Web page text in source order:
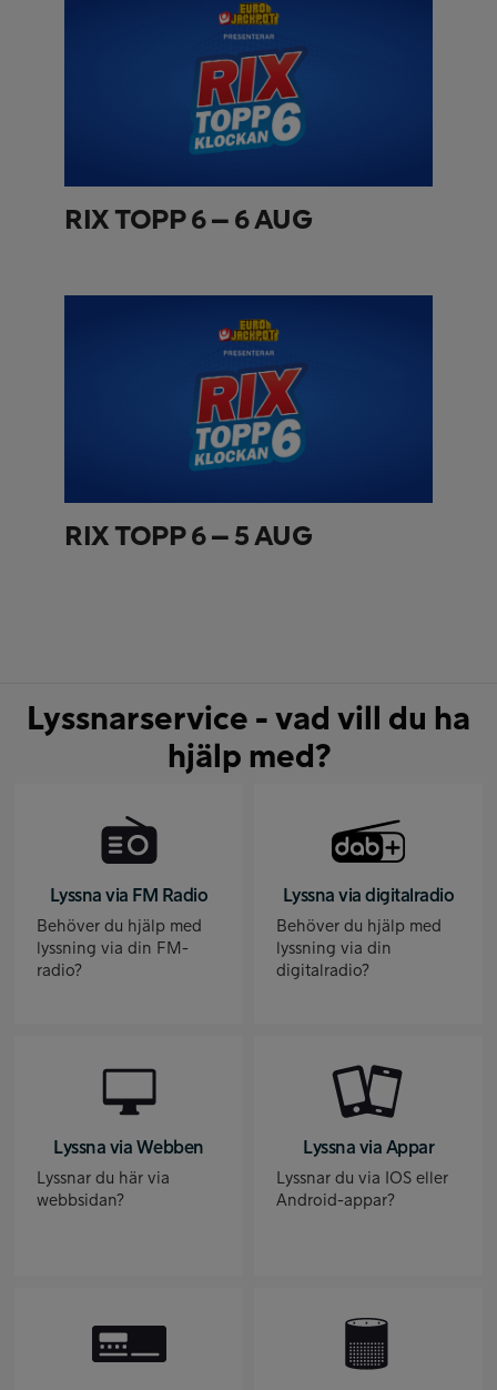
RIX TOPP 6 – 6 AUG
RIX TOPP 6 – 5 AUG
Lyssnarservice - vad vill du ha
hjälp med?
Lyssna via FM Radio
Behöver du hjälp med
lyssning via din FM-
radio?
Lyssna via digitalradio
Behöver du hjälp med
lyssning via din
digitalradio?
Lyssna via Webben
Lyssnar du här via
webbsidan?
Lyssna via Appar
Lyssnar du via IOS eller
Android-appar?